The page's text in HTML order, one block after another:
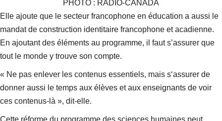
PHOTO : RADIO-CANADA
Elle ajoute que le secteur francophone en éducation a aussi le
mandat de construction identitaire francophone et acadienne.
En ajoutant des éléments au programme, il faut s’assurer que
tout le monde y trouve son compte.
« Ne pas enlever les contenus essentiels, mais s‘assurer de
donner aussi le temps aux élèves et aux enseignants de voir
ces contenus-là », dit-elle.
Cette réforme du programme des sciences humaines peut